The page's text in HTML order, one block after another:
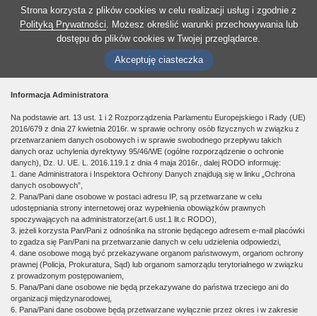
Strona korzysta z plików cookies w celu realizacji usług i zgodnie z
Polityką Prywatności. Możesz określić warunki przechowywania lub
dostępu do plików cookies w Twojej przeglądarce.
Akceptuję ciasteczka
Informacja Administratora
Na podstawie art. 13 ust. 1 i 2 Rozporządzenia Parlamentu Europejskiego i Rady (UE)
2016/679 z dnia 27 kwietnia 2016r. w sprawie ochrony osób fizycznych w związku z
przetwarzaniem danych osobowych i w sprawie swobodnego przepływu takich
danych oraz uchylenia dyrektywy 95/46/WE (ogólne rozporządzenie o ochronie
danych), Dz. U. UE. L. 2016.119.1 z dnia 4 maja 2016r., dalej RODO informuję:
1. dane Administratora i Inspektora Ochrony Danych znajdują się w linku „Ochrona
danych osobowych”,
2. Pana/Pani dane osobowe w postaci adresu IP, są przetwarzane w celu
udostępniania strony internetowej oraz wypełnienia obowiązków prawnych
spoczywających na administratorze(art.6 ust.1 lit.c RODO),
3. jeżeli korzysta Pan/Pani z odnośnika na stronie będącego adresem e-mail placówki
to zgadza się Pan/Pani na przetwarzanie danych w celu udzielenia odpowiedzi,
4. dane osobowe mogą być przekazywane organom państwowym, organom ochrony
prawnej (Policja, Prokuratura, Sąd) lub organom samorządu terytorialnego w związku
z prowadzonym postępowaniem,
5. Pana/Pani dane osobowe nie będą przekazywane do państwa trzeciego ani do
organizacji międzynarodowej,
6. Pana/Pani dane osobowe będą przetwarzane wyłącznie przez okres i w zakresie